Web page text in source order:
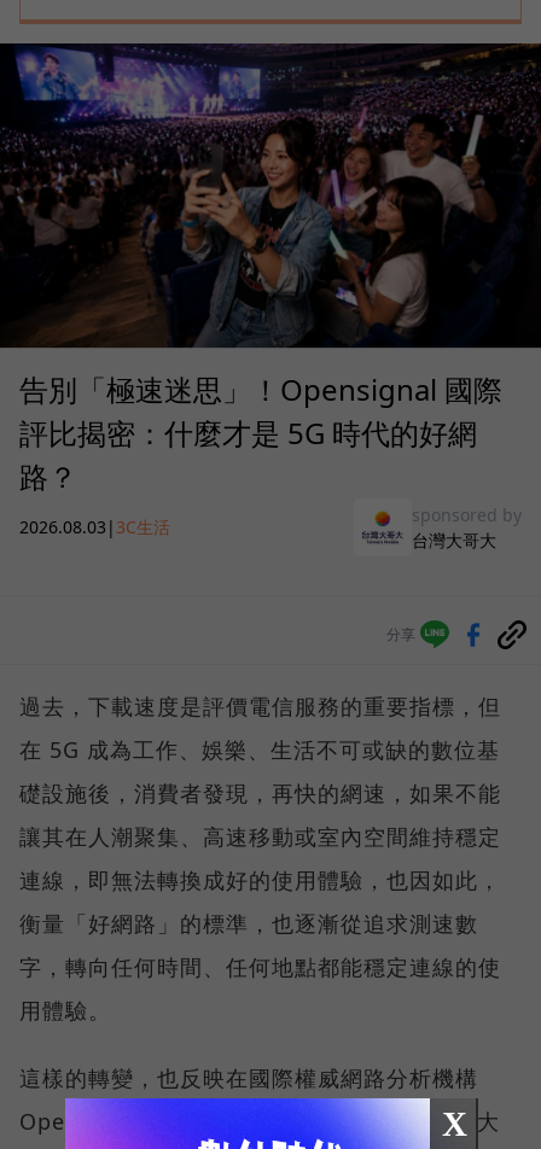
告別「極速迷思」！Opensignal 國際
評比揭密：什麼才是 5G 時代的好網
路？
2026.08.03 | 3C生活
sponsored by
台灣大哥大
分享
過去，下載速度是評價電信服務的重要指標，但
在 5G 成為工作、娛樂、生活不可或缺的數位基
礎設施後，消費者發現，再快的網速，如果不能
讓其在人潮聚集、高速移動或室內空間維持穩定
連線，即無法轉換成好的使用體驗，也因如此，
衡量「好網路」的標準，也逐漸從追求測速數
字，轉向任何時間、任何地點都能穩定連線的使
用體驗。
這樣的轉變，也反映在國際權威網路分析機構
Opensignal 公布的評比結果。今年初，台灣大
X